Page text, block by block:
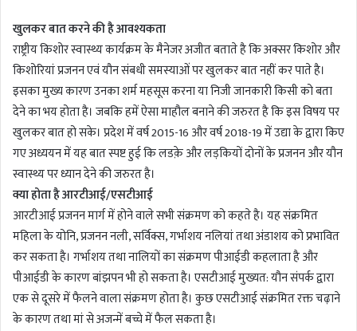
खुलकर बात करने की है आवश्यकता
राष्ट्रीय किशोर स्वास्थ्य कार्यक्रम के मैनेजर अजीत बताते है कि अक्सर किशोर और
किशोरियां प्रजनन एवं यौन संबधी समस्याओं पर खुलकर बात नहीं कर पाते है।
इसका मुख्य कारण उनका शर्म महसूस करना या निजी जानकारी किसी को बता
देने का भय होता है। जबकि हमें ऐसा माहौल बनाने की जरुरत है कि इस विषय पर
खुलकर बात हो सके। प्रदेश में वर्ष 2015-16 और वर्ष 2018-19 में उद्या के द्वारा किए
गए अध्ययन में यह बात स्पष्ट हुई कि लडक़े और लड़कियों दोनों के प्रजनन और यौन
स्वास्थ्य पर ध्यान देने की जरुरत है।
क्या होता है आरटीआई/एसटीआई
आरटीआई प्रजनन मार्ग में होने वाले सभी संक्रमण को कहते है। यह संक्रमित
महिला के योनि, प्रजनन नली, सर्विक्स, गर्भाशय नलियां तथा अंडाशय को प्रभावित
कर सकता है। गर्भाशय तथा नालियों का संक्रमण पीआईडी कहलाता है और
पीआईडी के कारण बांझपन भी हो सकता है। एसटीआई मुख्यत: यौन संपर्क द्वारा
एक से दूसरे में फैलने वाला संक्रमण होता है। कुछ एसटीआई संक्रमित रक्त चढ़ाने
के कारण तथा मां से अजन्में बच्चे में फैल सकता है।